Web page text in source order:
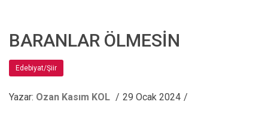
BARANLAR ÖLMESİN
Edebiyat/Şiir
Yazar: Ozan Kasım KOL 29 Ocak 2024